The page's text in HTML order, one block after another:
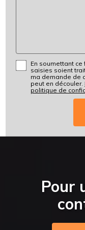
En soumettant
saisies soient
ma demande de
peut en découler.
politique de
Pour